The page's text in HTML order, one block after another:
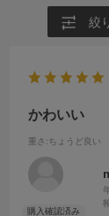
絞
かわいい
重さ :ちょうど良い